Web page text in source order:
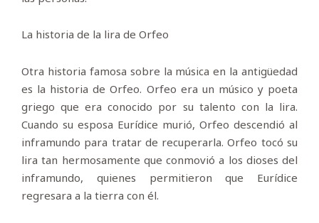
La historia de la lira de Orfeo
Otra historia famosa sobre la música en la antigüedad
es la historia de Orfeo. Orfeo era un músico y poeta
griego que era conocido por su talento con la lira.
Cuando su esposa Eurídice murió, Orfeo descendió al
inframundo para tratar de recuperarla. Orfeo tocó su
lira tan hermosamente que conmovió a los dioses del
inframundo, quienes permitieron que Eurídice
regresara a la tierra con él.